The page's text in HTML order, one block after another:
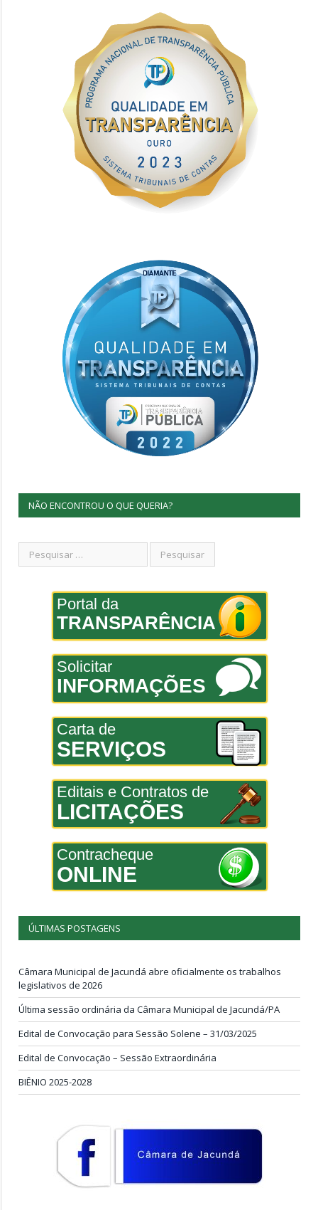
NÃO ENCONTROU O QUE QUERIA?
Portal da
TRANSPARÊNCIA
Solicitar
INFORMAÇÕES
Carta de
SERVIÇOS
Editais e Contratos de
LICITAÇÕES
Contracheque
ONLINE
ÚLTIMAS POSTAGENS
Câmara Municipal de Jacundá abre oficialmente os trabalhos
legislativos de 2026
Última sessão ordinária da Câmara Municipal de Jacundá/PA
Edital de Convocação para Sessão Solene – 31/03/2025
Edital de Convocação – Sessão Extraordinária
BIÊNIO 2025-2028